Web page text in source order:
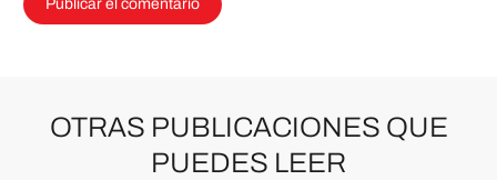
OTRAS PUBLICACIONES QUE
PUEDES LEER